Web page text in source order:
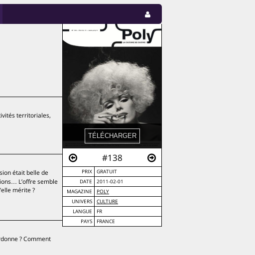
#138
PRIX
GRATUIT
DATE
2011-02-01
MAGAZINE
POLY
UNIVERS
CULTURE
LANGUE
FR
PAYS
FRANCE
territoriales,
était belle de
L’offre semble
mérite ?
? Comment